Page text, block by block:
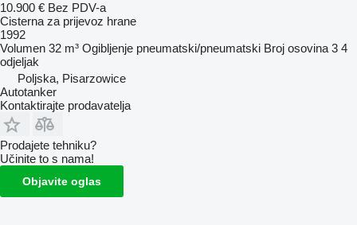
10.900 € Bez PDV-a
Cisterna za prijevoz hrane
1992
Volumen 32 m³ Ogibljenje pneumatski/pneumatski Broj osovina 3 4
odjeljak
Poljska, Pisarzowice
Autotanker
Kontaktirajte prodavatelja
Prodajete tehniku?
Učinite to s nama!
Objavite oglas